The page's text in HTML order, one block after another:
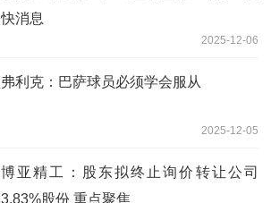
快消息
2025-12-06
弗利克：巴萨球员必须学会服从
2025-12-05
博亚精工：股东拟终止询价转让公司
3.83%股份 重点聚焦